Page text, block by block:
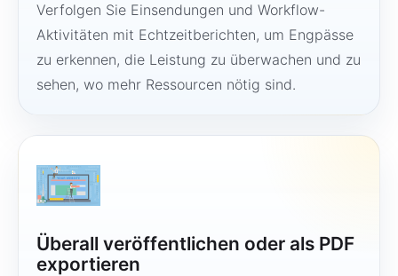
Verfolgen Sie Einsendungen und Workflow-
Aktivitäten mit Echtzeitberichten, um Engpässe
zu erkennen, die Leistung zu überwachen und zu
sehen, wo mehr Ressourcen nötig sind.
Überall veröffentlichen oder als PDF
exportieren